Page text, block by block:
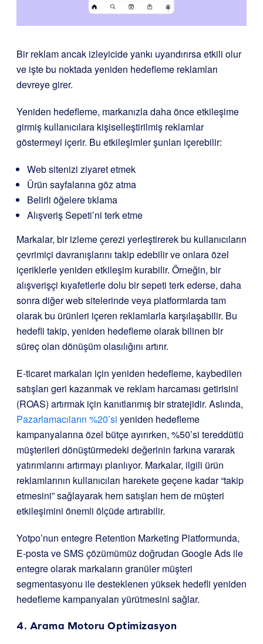
Bir reklam ancak izleyicide yankı uyandırırsa etkili olur
ve işte bu noktada yeniden hedefleme reklamları
devreye girer.
Yeniden hedefleme, markanızla daha önce etkileşime
girmiş kullanıcılara kişiselleştirilmiş reklamlar
göstermeyi içerir. Bu etkileşimler şunları içerebilir:
Web sitenizi ziyaret etmek
Ürün sayfalarına göz atma
Belirli öğelere tıklama
Alışveriş Sepeti’ni terk etme
Markalar, bir izleme çerezi yerleştirerek bu kullanıcıların
çevrimiçi davranışlarını takip edebilir ve onlara özel
içeriklerle yeniden etkileşim kurabilir. Örneğin, bir
alışverişçi kıyafetlerle dolu bir sepeti terk ederse, daha
sonra diğer web sitelerinde veya platformlarda tam
olarak bu ürünleri içeren reklamlarla karşılaşabilir. Bu
hedefli takip, yeniden hedefleme olarak bilinen bir
süreç olan dönüşüm olasılığını artırır.
E-ticaret markaları için yeniden hedefleme, kaybedilen
satışları geri kazanmak ve reklam harcaması getirisini
(ROAS) artırmak için kanıtlanmış bir stratejidir. Aslında,
Pazarlamacıların %20’si yeniden hedefleme
kampanyalarına özel bütçe ayırırken, %50’si tereddütlü
müşterileri dönüştürmedeki değerinin farkına vararak
yatırımlarını artırmayı planlıyor. Markalar, ilgili ürün
reklamlarının kullanıcıları harekete geçene kadar “takip
etmesini” sağlayarak hem satışları hem de müşteri
etkileşimini önemli ölçüde artırabilir.
Yotpo’nun entegre Retention Marketing Platformunda,
E-posta ve SMS çözümümüz doğrudan Google Ads ile
entegre olarak markaların granüler müşteri
segmentasyonu ile desteklenen yüksek hedefli yeniden
hedefleme kampanyaları yürütmesini sağlar.
4. Arama Motoru Optimizasyon